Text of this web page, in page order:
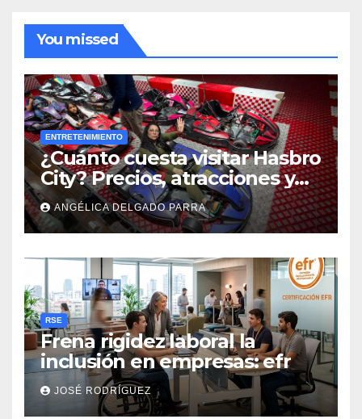
You missed
ENTRETENIMIENTO
¿Cuánto cuesta visitar Hasbro
City? Precios, atracciones y
actividades de Summer Fest
ANGÉLICA DELGADO PARRA
RSE
Frena rigidez laboral la
inclusión en empresas: efr
JOSÉ RODRÍGUEZ